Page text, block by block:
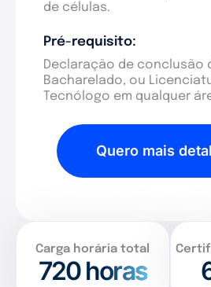
de células.
Pré-requisito:
Declaração de conclusão
Bacharelado, ou
Tecnólogo em qualquer
Quero mais
Carga horária total
720horas